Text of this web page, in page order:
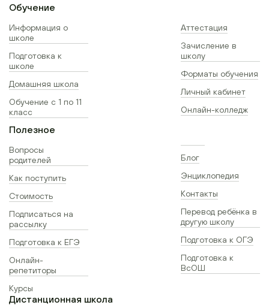
Обучение
Информация о
школе
Подготовка к
школе
Домашняя школа
Обучение с 1 по 11
класс
Аттестация
Зачисление в
школу
Форматы обучения
Личный кабинет
Онлайн-колледж
Полезное
Вопросы
родителей
Как поступить
Стоимость
Подписаться на
рассылку
Подготовка к ЕГЭ
Онлайн-
репетиторы
Курсы
Блог
Энциклопедия
Контакты
Перевод ребёнка в
другую школу
Подготовка к ОГЭ
Подготовка к
ВсОШ
Дистанционная школа